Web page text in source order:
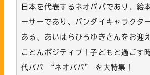
日本を代表するネオパパであり、絵
ーサーであり、バンダイキャラクタ
ある、あいはらひろゆきさんをお迎
ことんポジティブ！子どもと過ごす
代パパ “ネオパパ” を大特集！